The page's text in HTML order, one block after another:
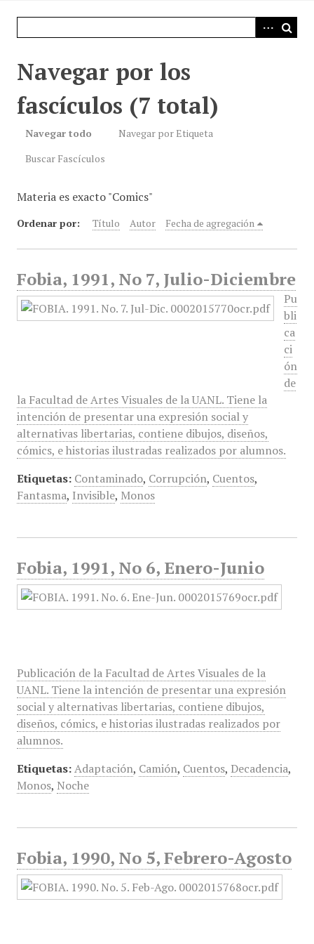
Navegar por los
fascículos (7 total)
Navegar todo
Navegar por Etiqueta
Buscar Fascículos
Materia es exacto "Comics"
Ordenar por: Título Autor Fecha de agregación
Fobia, 1991, No 7, Julio-Diciembre
Pu
bli
ca
ci
ón
de
la Facultad de Artes Visuales de la UANL. Tiene la
intención de presentar una expresión social y
alternativas libertarias, contiene dibujos, diseños,
cómics, e historias ilustradas realizados por alumnos.
Etiquetas: Contaminado, Corrupción, Cuentos,
Fantasma, Invisible, Monos
Fobia, 1991, No 6, Enero-Junio
Publicación de la Facultad de Artes Visuales de la
UANL. Tiene la intención de presentar una expresión
social y alternativas libertarias, contiene dibujos,
diseños, cómics, e historias ilustradas realizados por
alumnos.
Etiquetas: Adaptación, Camión, Cuentos, Decadencia,
Monos, Noche
Fobia, 1990, No 5, Febrero-Agosto